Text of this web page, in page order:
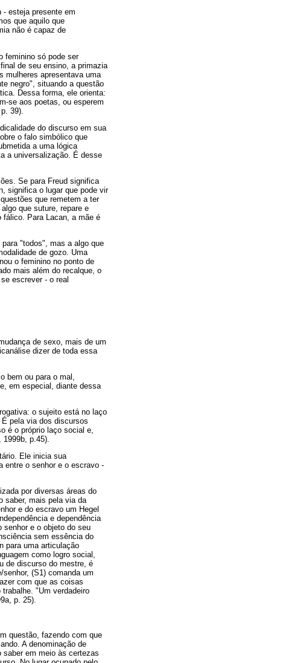
esteja presente em
que aquilo que
não é capaz de
feminino só pode ser
de seu ensino, a primazia
mulheres apresentava uma
negro", situando a questão
Dessa forma, ele orienta:
se aos poetas, ou esperem
39).
do discurso em sua
o falo simbólico que
a uma lógica
a universalização. É desse
Se para Freud significa
significa o lugar que pode vir
que remetem a ter
que suture, repare e
fálico. Para Lacan, a mãe é
"todos", mas a algo que
de gozo. Uma
o feminino no ponto de
mais além do recalque, o
escrever - o real
de sexo, mais de um
dizer de toda essa
bem ou para o mal,
em especial, diante dessa
o sujeito está no laço
pela via dos discursos
é o próprio laço social e,
1999b, p.45).
Ele inicia sua
entre o senhor e o escravo -
por diversas áreas do
saber, mais pela via da
e do escravo um Hegel
e dependência
senhor e o objeto do seu
sem essência do
para uma articulação
como logro social,
de discurso do mestre, é
(S1) comanda um
com que as coisas
"Um verdadeiro
p. 25).
questão, fazendo com que
A denominação de
saber em meio às certezas